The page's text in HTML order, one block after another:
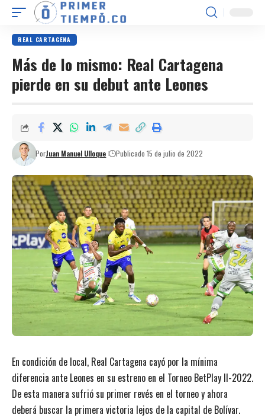
REAL CARTAGENA
Más de lo mismo: Real Cartagena
pierde en su debut ante Leones
PorJuan Manuel Ulloque Publicado 15 de julio de 2022
En condición de local, Real Cartagena cayó por la mínima
diferencia ante Leones en su estreno en el Torneo BetPlay II-2022.
De esta manera sufrió su primer revés en el torneo y ahora
deberá buscar la primera victoria lejos de la capital de Bolívar.